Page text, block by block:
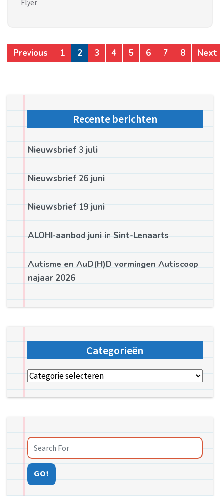
Flyer
Previous 1 2 3 4 5 6 7 8 Next
Recente berichten
Nieuwsbrief 3 juli
Nieuwsbrief 26 juni
Nieuwsbrief 19 juni
ALOHI-aanbod juni in Sint-Lenaarts
Autisme en AuD(H)D vormingen Autiscoop
najaar 2026
Categorieën
Categorieën
GO!